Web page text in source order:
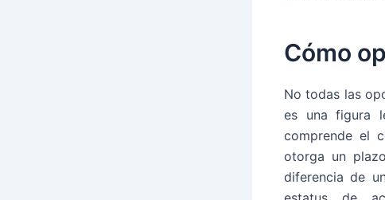
Cómo
No todas las
es una figura
comprende el
otorga un
diferencia de